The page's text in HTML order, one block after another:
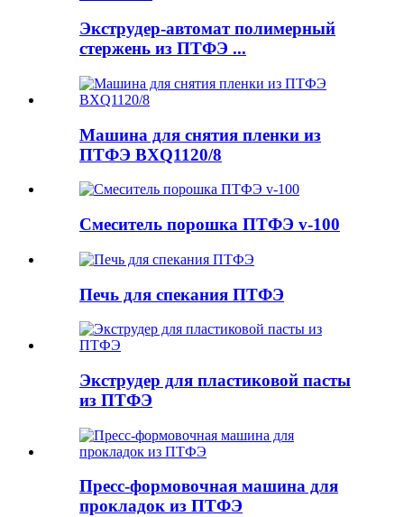
Экструдер-автомат полимерный
стержень из ПТФЭ ...
Машина для снятия пленки из
ПТФЭ BXQ1120/8
Смеситель порошка ПТФЭ v-100
Печь для спекания ПТФЭ
Экструдер для пластиковой пасты
из ПТФЭ
Пресс-формовочная машина для
прокладок из ПТФЭ